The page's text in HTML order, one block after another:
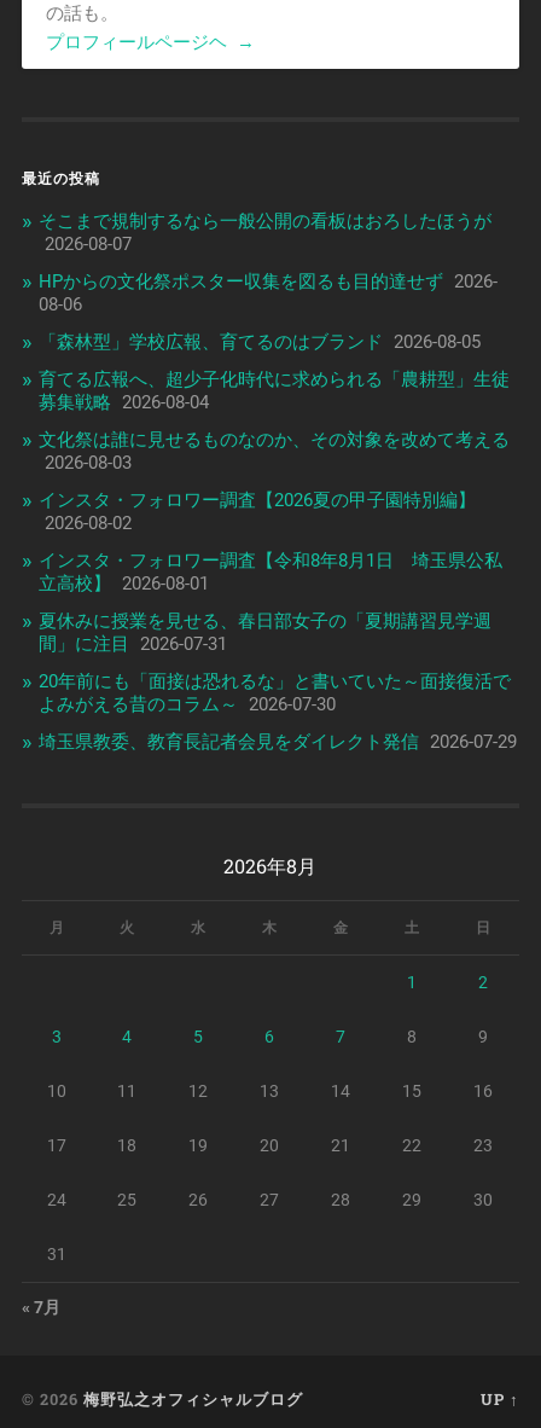
の話も。
プロフィールページヘ
→
最近の投稿
そこまで規制するなら一般公開の看板はおろしたほうが
2026-08-07
HPからの文化祭ポスター収集を図るも目的達せず 2026-
08-06
「森林型」学校広報、育てるのはブランド
2026-08-05
育てる広報へ、超少子化時代に求められる「農耕型」生徒
募集戦略
2026-08-04
文化祭は誰に見せるものなのか、その対象を改めて考える
2026-08-03
インスタ・フォロワー調査【2026夏の甲子園特別編】
2026-08-02
インスタ・フォロワー調査【令和8年8月1日 埼玉県公私
立高校】
2026-08-01
夏休みに授業を見せる、春日部女子の「夏期講習見学週
間」に注目
2026-07-31
20年前にも「面接は恐れるな」と書いていた～面接復活で
よみがえる昔のコラム～
2026-07-30
埼玉県教委、教育長記者会見をダイレクト発信 2026-07-29
2026年8月
月 火 水 木 金 土 日
1 2
3 4 5 6 7 8 9
10 11 12 13 14 15 16
17 18 19 20 21 22 23
24 25 26 27 28 29 30
31
« 7月
© 2026 梅野弘之オフィシャルブログ UP ↑